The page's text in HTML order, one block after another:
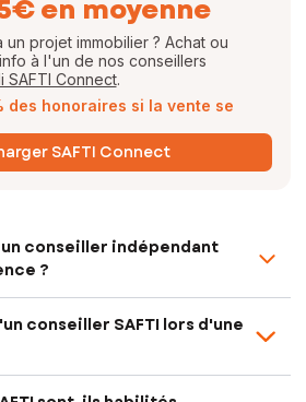
en moyenne
projet immobilier ? Achat ou
à l'un de nos conseillers
SAFTI Connect.
des honoraires si la vente se
SAFTI Connect
conseiller indépendant
?
conseiller SAFTI lors d'une